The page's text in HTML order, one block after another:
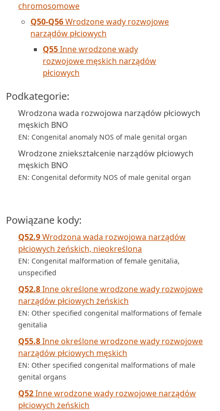
chromosomowe
Q50-Q56Wrodzone wady rozwojowe
narządów płciowych
Q55Inne wrodzone wady
rozwojowe męskich narządów
płciowych
Podkategorie:
Wrodzona wada rozwojowa narządów płciowych
męskich BNO
EN: Congenital anomaly NOS of male genital organ
Wrodzone zniekształcenie narządów płciowych
męskich BNO
EN: Congenital deformity NOS of male genital organ
Powiązane kody:
Q52.9Wrodzona wada rozwojowa narządów
płciowych żeńskich, nieokreślona
EN: Congenital malformation of female genitalia,
unspecified
Q52.8Inne określone wrodzone wady rozwojowe
narządów płciowych żeńskich
EN: Other specified congenital malformations of female
genitalia
Q55.8Inne określone wrodzone wady rozwojowe
narządów płciowych męskich
EN: Other specified congenital malformations of male
genital organs
Q52Inne wrodzone wady rozwojowe narządów
płciowych żeńskich